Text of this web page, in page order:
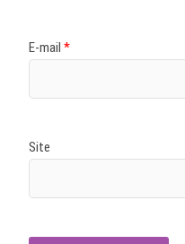
E-mail *
Site